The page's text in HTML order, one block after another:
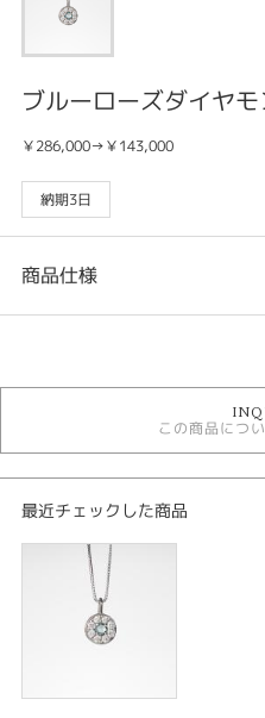
ブルーローズダイヤ
￥286,000→￥143,000
納期3日
商品仕様
ネックレス
金種
Pt
ブルーダイヤモンド
0.06ctD0.13ct
この商品につ
最近チェックした商品